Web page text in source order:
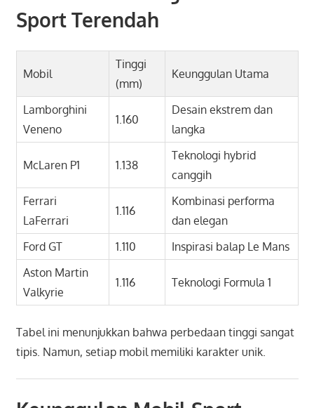
Sport Terendah
Mobil
Tinggi
(mm)
Keunggulan Utama
Lamborghini
Veneno
1.160
Desain ekstrem dan
langka
McLaren P1 1.138
Teknologi hybrid
canggih
Ferrari
LaFerrari
1.116
Kombinasi performa
dan elegan
Ford GT
1.110
Inspirasi balap Le Mans
Aston Martin
Valkyrie
1.116 Teknologi Formula 1
Tabel ini menunjukkan bahwa perbedaan tinggi sangat
tipis. Namun, setiap mobil memiliki karakter unik.